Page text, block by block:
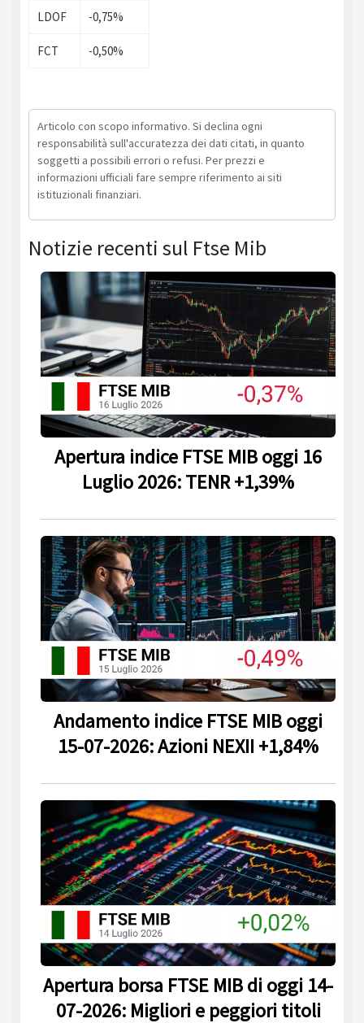
LDOF -0,75%
FCT -0,50%
Articolo con scopo informativo. Si declina ogni
responsabilità sull'accuratezza dei dati citati, in quanto
soggetti a possibili errori o refusi. Per prezzi e
informazioni ufficiali fare sempre riferimento ai siti
istituzionali finanziari.
Notizie recenti sul Ftse Mib
Apertura indice FTSE MIB oggi 16
Luglio 2026: TENR +1,39%
Andamento indice FTSE MIB oggi
15-07-2026: Azioni NEXII +1,84%
Apertura borsa FTSE MIB di oggi 14-
07-2026: Migliori e peggiori titoli